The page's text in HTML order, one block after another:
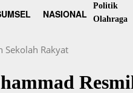
NASIONAL
Politik
Olahraga
Sekolah Rakyat